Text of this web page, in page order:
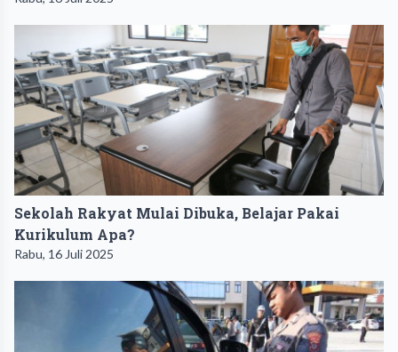
Sekolah Rakyat Mulai Dibuka, Belajar Pakai
Kurikulum Apa?
Rabu, 16 Juli 2025